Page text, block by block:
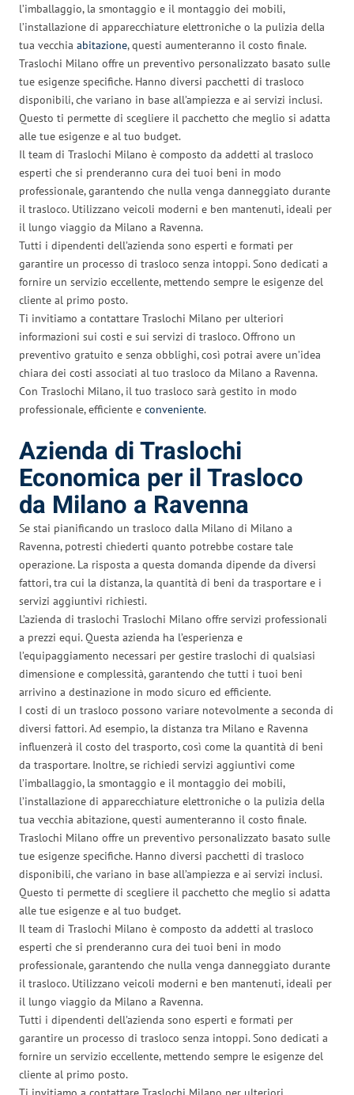
l’imballaggio, la smontaggio e il montaggio dei mobili,
l’installazione di apparecchiature elettroniche o la pulizia della
tua vecchia abitazione, questi aumenteranno il costo finale.
Traslochi Milano offre un preventivo personalizzato basato sulle
tue esigenze specifiche. Hanno diversi pacchetti di trasloco
disponibili, che variano in base all’ampiezza e ai servizi inclusi.
Questo ti permette di scegliere il pacchetto che meglio si adatta
alle tue esigenze e al tuo budget.
Il team di Traslochi Milano è composto da addetti al trasloco
esperti che si prenderanno cura dei tuoi beni in modo
professionale, garantendo che nulla venga danneggiato durante
il trasloco. Utilizzano veicoli moderni e ben mantenuti, ideali per
il lungo viaggio da Milano a Ravenna.
Tutti i dipendenti dell’azienda sono esperti e formati per
garantire un processo di trasloco senza intoppi. Sono dedicati a
fornire un servizio eccellente, mettendo sempre le esigenze del
cliente al primo posto.
Ti invitiamo a contattare Traslochi Milano per ulteriori
informazioni sui costi e sui servizi di trasloco. Offrono un
preventivo gratuito e senza obblighi, così potrai avere un’idea
chiara dei costi associati al tuo trasloco da Milano a Ravenna.
Con Traslochi Milano, il tuo trasloco sarà gestito in modo
professionale, efficiente e conveniente.
Azienda di Traslochi
Economica per il Trasloco
da Milano a Ravenna
Se stai pianificando un trasloco dalla Milano di Milano a
Ravenna, potresti chiederti quanto potrebbe costare tale
operazione. La risposta a questa domanda dipende da diversi
fattori, tra cui la distanza, la quantità di beni da trasportare e i
servizi aggiuntivi richiesti.
L’azienda di traslochi Traslochi Milano offre servizi professionali
a prezzi equi. Questa azienda ha l’esperienza e
l’equipaggiamento necessari per gestire traslochi di qualsiasi
dimensione e complessità, garantendo che tutti i tuoi beni
arrivino a destinazione in modo sicuro ed efficiente.
I costi di un trasloco possono variare notevolmente a seconda di
diversi fattori. Ad esempio, la distanza tra Milano e Ravenna
influenzerà il costo del trasporto, così come la quantità di beni
da trasportare. Inoltre, se richiedi servizi aggiuntivi come
l’imballaggio, la smontaggio e il montaggio dei mobili,
l’installazione di apparecchiature elettroniche o la pulizia della
tua vecchia abitazione, questi aumenteranno il costo finale.
Traslochi Milano offre un preventivo personalizzato basato sulle
tue esigenze specifiche. Hanno diversi pacchetti di trasloco
disponibili, che variano in base all’ampiezza e ai servizi inclusi.
Questo ti permette di scegliere il pacchetto che meglio si adatta
alle tue esigenze e al tuo budget.
Il team di Traslochi Milano è composto da addetti al trasloco
esperti che si prenderanno cura dei tuoi beni in modo
professionale, garantendo che nulla venga danneggiato durante
il trasloco. Utilizzano veicoli moderni e ben mantenuti, ideali per
il lungo viaggio da Milano a Ravenna.
Tutti i dipendenti dell’azienda sono esperti e formati per
garantire un processo di trasloco senza intoppi. Sono dedicati a
fornire un servizio eccellente, mettendo sempre le esigenze del
cliente al primo posto.